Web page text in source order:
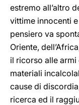
estremo all’altro
vittime innocenti
pensiero va
Oriente,
il ricorso alle armi
materiali
cause di
ricerca ed il